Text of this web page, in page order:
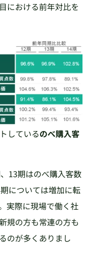
における前年対比を
しているのべ購入客
13期はのべ購入客数
については増加に転
実際に現場で働く社
規の方も常連の方も
のが多くありまし